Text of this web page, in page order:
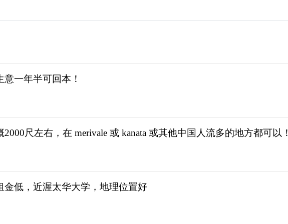
一年半可回本！
尺左右，在 merivale 或 kanata 或其他中国人流多的地方都可以！
金低，近渥太华大学，地理位置好